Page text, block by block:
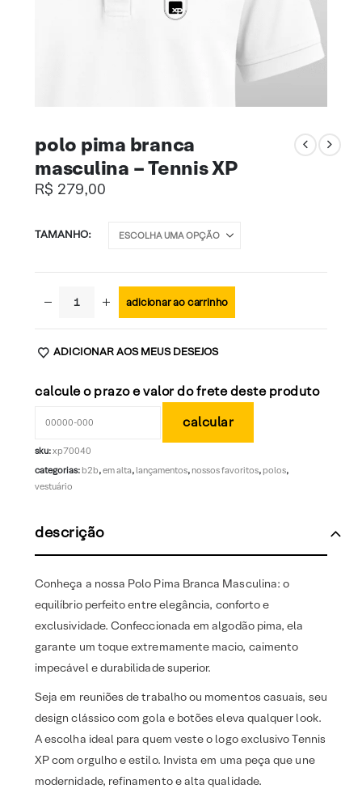
polo pima branca
masculina – Tennis XP
R$ 279,00
TAMANHO
adicionar ao carrinho
ADICIONAR AOS MEUS DESEJOS
calcule o prazo e valor do frete deste produto
sku:xp70040
categorias: b2b,em alta, lançamentos, nossos favoritos, polos,
vestuário
descrição
Conheça a nossa Polo Pima Branca Masculina: o
equilíbrio perfeito entre elegância, conforto e
exclusividade. Confeccionada em algodão pima, ela
garante um toque extremamente macio, caimento
impecável e durabilidade superior.
Seja em reuniões de trabalho ou momentos casuais, seu
design clássico com gola e botões eleva qualquer look.
A escolha ideal para quem veste o logo exclusivo Tennis
XP com orgulho e estilo. Invista em uma peça que une
modernidade, refinamento e alta qualidade.